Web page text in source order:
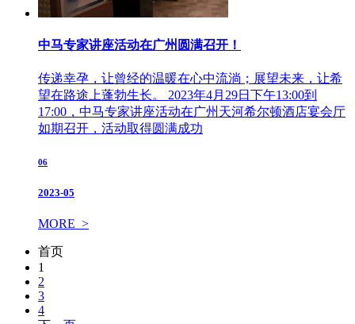
中马专家讲座活动在广州圆满召开！
传递幸孕，让曾经的温暖在心中流淌；展望未来，让希
望在路途上蓬勃生长。 2023年4月29日下午13:00到
17:00，中马专家讲座活动在广州天河希尔顿酒店宴会厅
如期召开，活动取得圆满成功
06
2023-05
MORE >
首页
1
2
3
4